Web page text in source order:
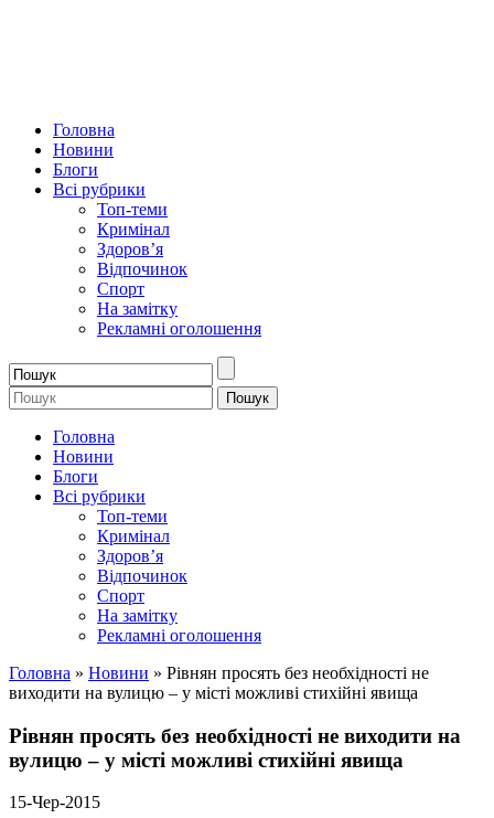
Головна
Новини
Блоги
Всі рубрики
Топ-теми
Кримінал
Здоров’я
Відпочинок
Спорт
На замітку
Рекламні оголошення
Головна
Новини
Блоги
Всі рубрики
Топ-теми
Кримінал
Здоров’я
Відпочинок
Спорт
На замітку
Рекламні оголошення
Головна » Новини » Рівнян просять без необхідності не
виходити на вулицю – у місті можливі стихійні явища
Рівнян просять без необхідності не виходити на
вулицю – у місті можливі стихійні явища
15-Чер-2015